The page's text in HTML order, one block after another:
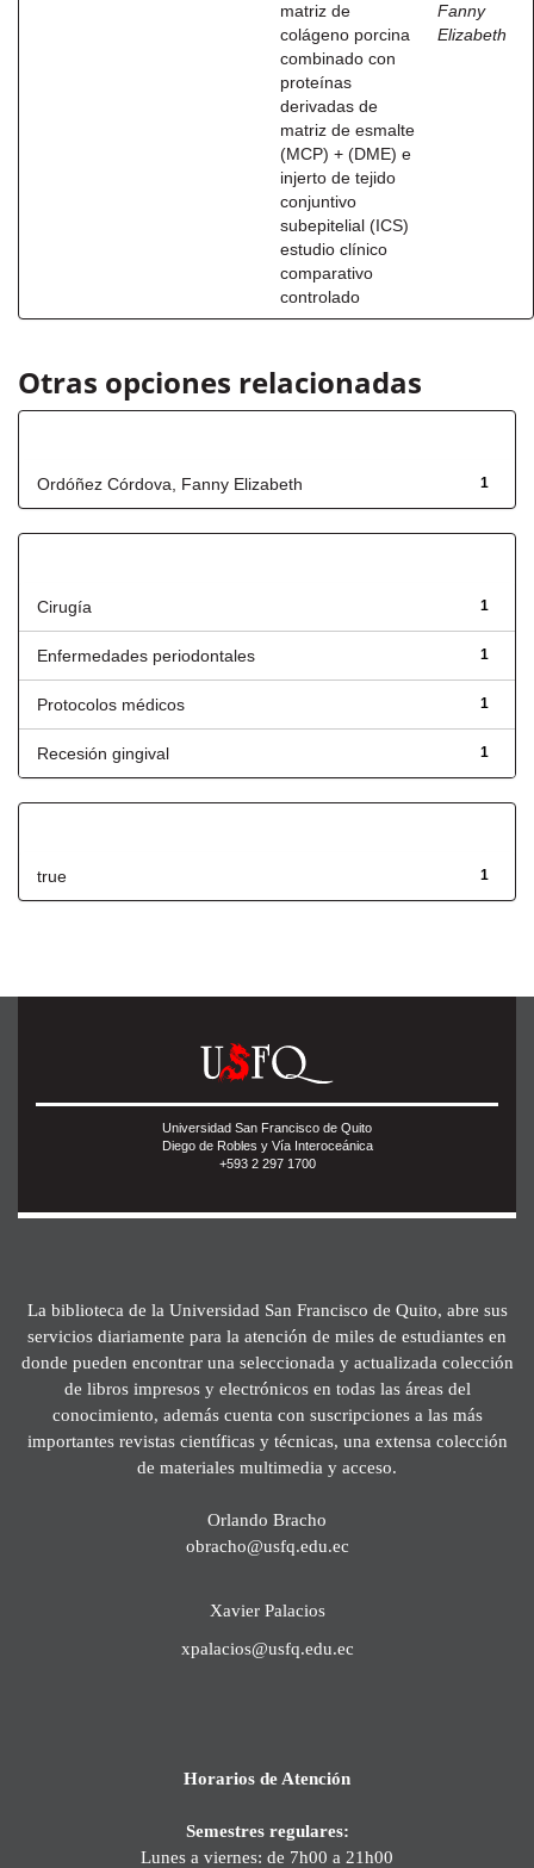
matriz de
colágeno porcina
combinado con
proteínas
derivadas de
matriz de esmalte
(MCP) + (DME) e
injerto de tejido
conjuntivo
subepitelial (ICS)
estudio clínico
comparativo
controlado
Fanny
Elizabeth
Otras opciones relacionadas
1
Ordóñez Córdova, Fanny Elizabeth
1
Cirugía
1
Enfermedades periodontales
1
Protocolos médicos
1
Recesión gingival
1
true
Universidad San Francisco de Quito
Diego de Robles y Vía Interoceánica
+593 2 297 1700
La biblioteca de la Universidad San Francisco de Quito, abre sus
servicios diariamente para la atención de miles de estudiantes en
donde pueden encontrar una seleccionada y actualizada colección
de libros impresos y electrónicos en todas las áreas del
conocimiento, además cuenta con suscripciones a las más
importantes revistas científicas y técnicas, una extensa colección
de materiales multimedia y acceso.
Orlando Bracho
obracho@usfq.edu.ec
Xavier Palacios
xpalacios@usfq.edu.ec
Horarios de Atención
Semestres regulares:
Lunes a viernes: de 7h00 a 21h00